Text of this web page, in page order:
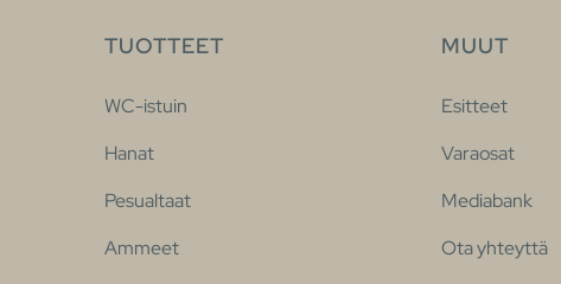
TUOTTEET
WC-istuin
Hanat
Pesualtaat
Ammeet
MUUT
Esitteet
Varaosat
Mediabank
Ota yhteyttä